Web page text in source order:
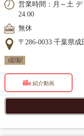
営業時間：月～土
24:00
無休
〒286-0033 千葉県
成田駅
紹介動画